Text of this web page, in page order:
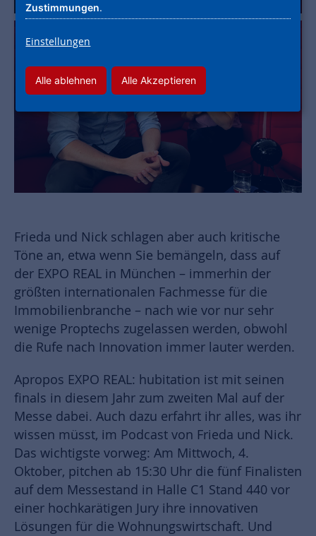
Frieda und Nick schlagen aber auch kritische
Töne an, etwa wenn Sie bemängeln, dass auf
der EXPO REAL in München – immerhin der
größten internationalen Fachmesse für die
Immobilienbranche – nach wie vor nur sehr
wenige Proptechs zugelassen werden, obwohl
die Rufe nach Innovation immer lauter werden.
Apropos EXPO REAL: hubitation ist mit seinen
finals in diesem Jahr zum zweiten Mal auf der
Messe dabei. Auch dazu erfahrt ihr alles, was ihr
wissen müsst, im Podcast von Frieda und Nick.
Das wichtigste vorweg: Am Mittwoch, 4.
Oktober, pitchen ab 15:30 Uhr die fünf Finalisten
auf dem Messestand in Halle C1 Stand 440 vor
einer hochkarätigen Jury ihre innovativen
Lösungen für die Wohnungswirtschaft. Und
Zustimmungen.
Einstellungen
Alle ablehnen Alle Akzeptieren